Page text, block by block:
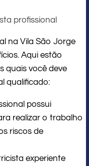
profissional
na Vila São Jorge
Aqui estão
quais você deve
qualificado:
possui
realizar o trabalho
riscos de
experiente